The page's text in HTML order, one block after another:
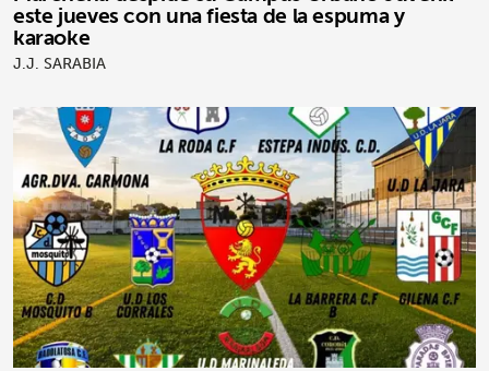
este jueves con una fiesta de la espuma y
karaoke
J.J. SARABIA